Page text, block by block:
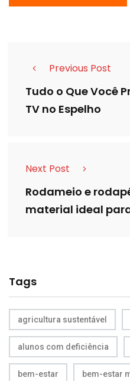
Previous Post
Tudo o Que Você
TV no Espelho
Next Post
Rodameio e
material ideal
Tags
agricultura sustentável
alunos com deficiência
bem-estar bem-estar